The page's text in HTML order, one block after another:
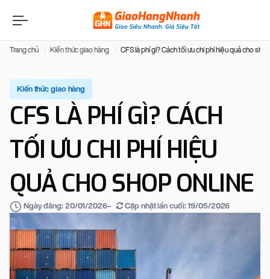
Trang chủ Kiến thức giao hàng CFS là phí gì? Cách tối ưu chi phí hiệu quả cho
Kiến thức giao hàng
CFS LÀ PHÍ GÌ? CÁCH
TỐI ƯU CHI PHÍ HIỆU
QUẢ CHO SHOP ONLINE
Ngày đăng: 20/01/2026– Cập nhật lần cuối:19/05/2026